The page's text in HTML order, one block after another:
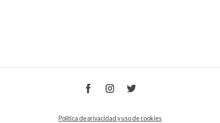
Política de privacidad y uso de cookies